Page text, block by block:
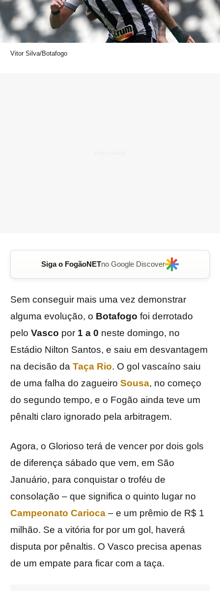
Vitor Silva/Botafogo
Siga o FogãoNETno Google Discover
Sem conseguir mais uma vez demonstrar
alguma evolução, o Botafogo foi derrotado
pelo Vasco por 1 a 0 neste domingo, no
Estádio Nilton Santos, e saiu em desvantagem
na decisão da Taça Rio. O gol vascaíno saiu
de uma falha do zagueiro Sousa, no começo
do segundo tempo, e o Fogão ainda teve um
pênalti claro ignorado pela arbitragem.
Agora, o Glorioso terá de vencer por dois gols
de diferença sábado que vem, em São
Januário, para conquistar o troféu de
consolação – que significa o quinto lugar no
Campeonato Carioca – e um prêmio de R$ 1
milhão. Se a vitória for por um gol, haverá
disputa por pênaltis. O Vasco precisa apenas
de um empate para ficar com a taça.